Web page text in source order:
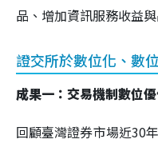
品、增加資訊服務收益與
證交所於數位化、數
成果一：交易機制數位
回顧臺灣證券市場近30